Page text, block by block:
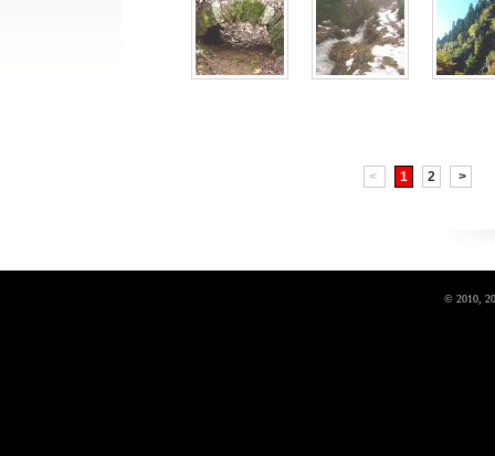
< 1 2 >
© 2010,